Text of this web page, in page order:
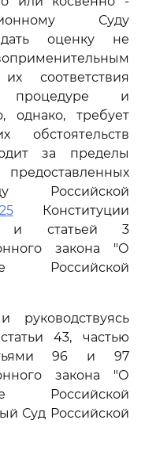
Суду
оценку не
соответствия
процедуре и
однако, требует
обстоятельств
за пределы
Российской
Конституции
и статьей 3
закона "О
Российской
43, частью
96 и 97
закона "О
Российской
Суд Российской